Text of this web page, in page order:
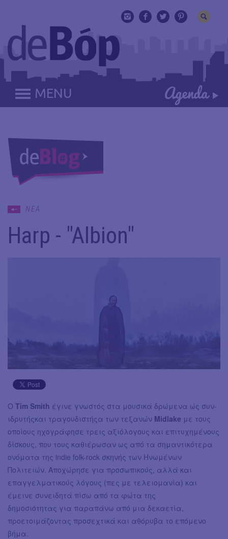
MENU
ΝΕΑ
Harp - "Albion"
Ο Tim Smith έγινε γνωστός στα μουσικά δρώμενα ώς συν-
ιδρυτήςκαι τραγουδιστήςα των τεξανών Midlake με τους
οποίους ηχογράφησε τρεις αξιόλογους και επιτυχημένους
δίσκους, που τους καθιέρωσαν ως από τα σημαντικότερα
ονόματα της indie folk-rock σκηνής των Ηνωμένων
Πολιτειών. Αποχώρησε για προσωπικούς, αλλά και
επαγγελματικούς λόγους (πες με τελειομανία) και
έμεινε συνειδητά πίσω από τα φώτα της
δημοσιότητας για παραπάνω από μια δεκαετία,
προετοιμάζοντας προσεχτικά και αθόρυβα το επόμενο
βήμα.